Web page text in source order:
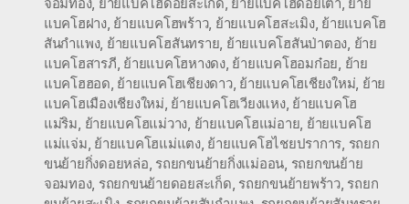
แบคโฮฝาง, ย้ายแบคโฮพร้าว, ย้ายแบคโฮสะเมิง, ย้ายแบคโฮ
สันกำแพง, ย้ายแบคโฮสันทราย, ย้ายแบคโฮสันป่าตอง, ย้าย
แบคโฮสารภี, ย้ายแบคโฮหางดง, ย้ายแบคโฮอมก๋อย, ย้าย
แบคโฮฮอด, ย้ายแบคโฮเชียงดาว, ย้ายแบคโฮเชียงใหม่, ย้าย
แบคโฮเมืองเชียงใหม่, ย้ายแบคโฮเวียงแหง, ย้ายแบคโฮ
แม่ริม, ย้ายแบคโฮแม่วาง, ย้ายแบคโฮแม่อาย, ย้ายแบคโฮ
แม่แจ่ม, ย้ายแบคโฮแม่แตง, ย้ายแบคโฮไชยปราการ, รถยก
ขนย้ายกิ่งดอยหล่อ, รถยกขนย้ายกิ่งแม่ออน, รถยกขนย้าย
จอมทอง, รถยกขนย้ายดอยสะเก็ด, รถยกขนย้ายพร้าว, รถยก